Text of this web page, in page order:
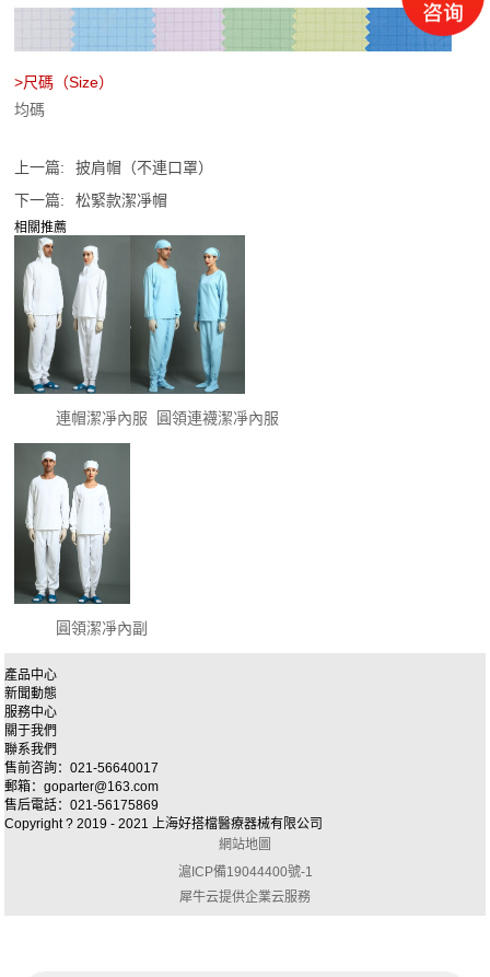
>尺碼（Size）
均碼
上一篇:
披肩帽（不連口罩）
下一篇:
松緊款潔凈帽
相關推薦
連帽潔凈內服 圓領連襪潔凈內服
圓領潔凈內副
產品中心
新聞動態
服務中心
關于我們
聯系我們
售前咨詢：021-56640017
郵箱：goparter@163.com
售后電話：021-56175869
Copyright ? 2019 - 2021 上海好搭檔醫療器械有限公司
網站地圖
滬ICP備19044400號-1
犀牛云提供企業云服務